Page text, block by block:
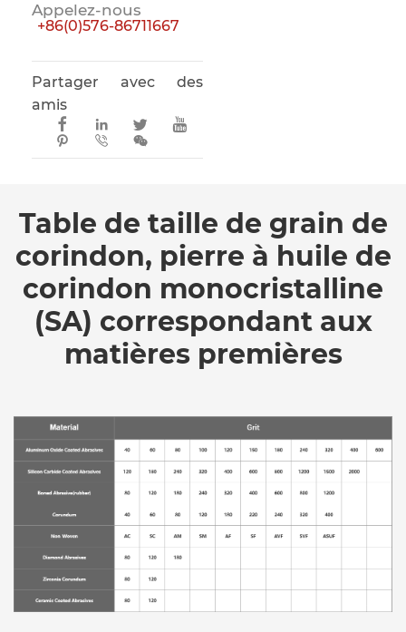
Appelez-nous
+86(0)576-86711667
Partager avec des
amis
  


 
Table de taille de grain de
corindon, pierre à huile de
corindon monocristalline
(SA) correspondant aux
matières premières